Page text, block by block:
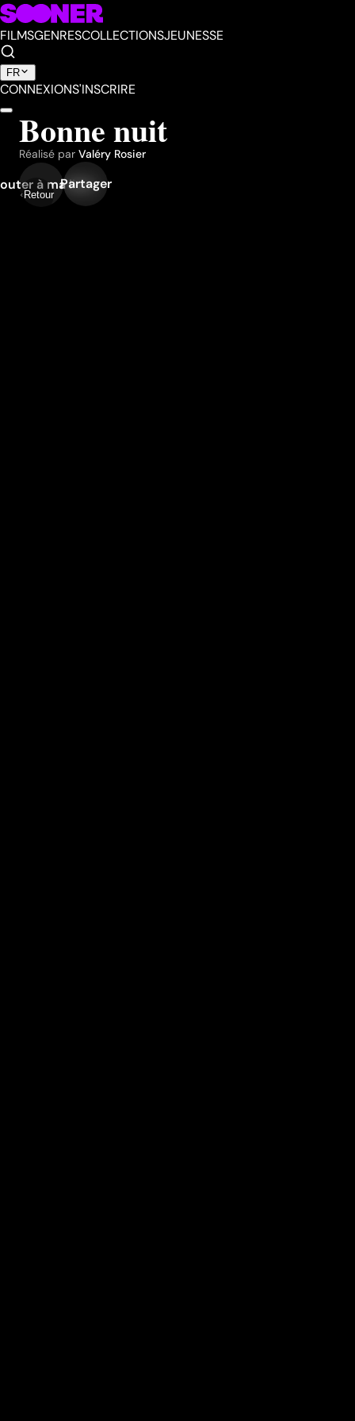
FILMSGENRESCOLLECTIONSJEUNESSE
FR
CONNEXIONS'INSCRIRE
Retour
Bonne nuit
Réalisé par Valéry Rosier
à ma liste
Partager